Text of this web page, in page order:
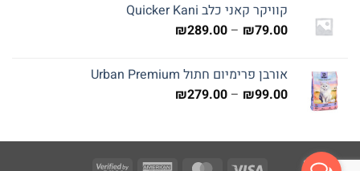
קוויקר קאני כלב Quicker Kani
₪79.00
–
₪289.00
עד אורבן פרימיום חתול Urban Premium
₪99.00
–
₪279.00
עד